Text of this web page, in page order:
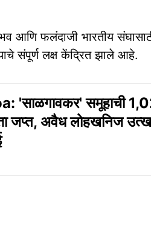
आणि फलंदाजी भारतीय
संपूर्ण लक्ष केंद्रित झाले आहे.
'साळगावकर' समूहाची
जप्त, अवैध लोहखनिज